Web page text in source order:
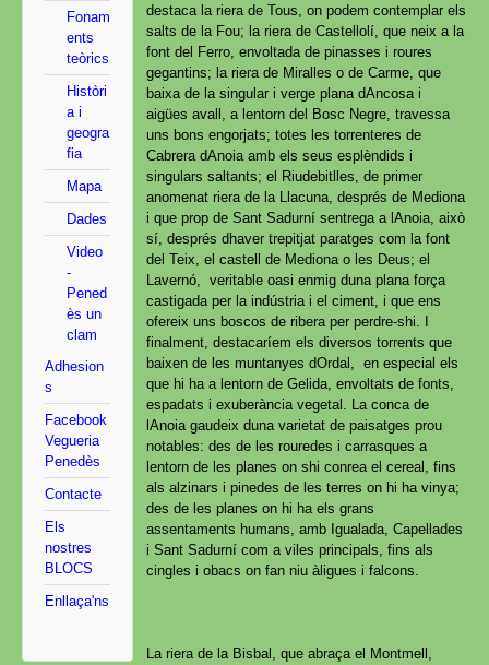
Fonam
ents
teòrics
Històri
a i
geogra
fia
Mapa
Dades
Video
-
Pened
ès un
clam
Adhesion
s
Facebook
Vegueria
Penedès
Contacte
Els
nostres
BLOCS
Enllaça'ns
destaca la riera de Tous, on podem contemplar els
salts de la Fou; la riera de Castellolí, que neix a la
font del Ferro, envoltada de pinasses i roures
gegantins; la riera de Miralles o de Carme, que
baixa de la singular i verge plana dAncosa i
aigües avall, a lentorn del Bosc Negre, travessa
uns bons engorjats; totes les torrenteres de
Cabrera dAnoia amb els seus esplèndids i
singulars saltants; el Riudebitlles, de primer
anomenat riera de la Llacuna, després de Mediona
i que prop de Sant Sadurní sentrega a lAnoia, això
sí, després dhaver trepitjat paratges com la font
del Teix, el castell de Mediona o les Deus; el
Lavernó, veritable oasi enmig duna plana força
castigada per la indústria i el ciment, i que ens
ofereix uns boscos de ribera per perdre-shi. I
finalment, destacaríem els diversos torrents que
baixen de les muntanyes dOrdal, en especial els
que hi ha a lentorn de Gelida, envoltats de fonts,
espadats i exuberància vegetal. La conca de
lAnoia gaudeix duna varietat de paisatges prou
notables: des de les rouredes i carrasques a
lentorn de les planes on shi conrea el cereal, fins
als alzinars i pinedes de les terres on hi ha vinya;
des de les planes on hi ha els grans
assentaments humans, amb Igualada, Capellades
i Sant Sadurní com a viles principals, fins als
cingles i obacs on fan niu àligues i falcons.
La riera de la Bisbal, que abraça el Montmell,